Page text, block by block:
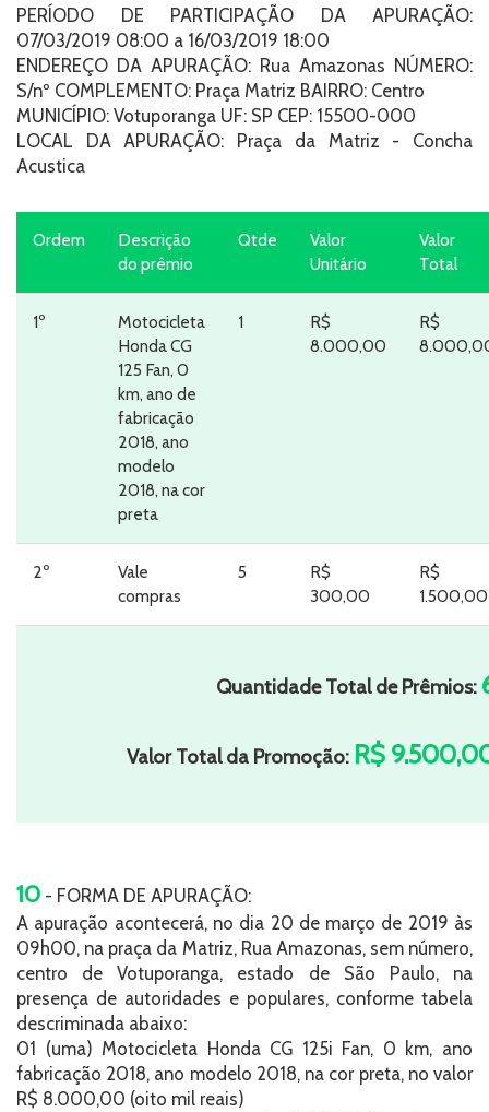
PERÍODO DE PARTICIPAÇÃO DA APURAÇÃO:
07/03/2019 08:00 a 16/03/2019 18:00
ENDEREÇO DA APURAÇÃO: Rua Amazonas NÚMERO:
S/nº COMPLEMENTO: Praça Matriz BAIRRO: Centro
MUNICÍPIO: Votuporanga UF: SP CEP: 15500-000
LOCAL DA APURAÇÃO: Praça da Matriz - Concha
Acustica
Ordem
Descrição
do prêmio
Qtde
Valor
Unitário
Valor
Total
1º
Motocicleta
Honda CG
125 Fan, 0
km, ano de
fabricação
2018, ano
modelo
2018, na cor
preta
1
R$
8.000,00
R$
2º
Vale
compras
5
R$
300,00
R$
1.500,00
Quantidade Total de Prêmios:
Valor Total da Promoção: R$
10 - FORMA DE APURAÇÃO:
A apuração acontecerá, no dia 20 de março de 2019 às
09h00, na praça da Matriz, Rua Amazonas, sem número,
centro de Votuporanga, estado de São Paulo, na
presença de autoridades e populares, conforme tabela
descriminada abaixo:
01 (uma) Motocicleta Honda CG 125i Fan, 0 km, ano
fabricação 2018, ano modelo 2018, na cor preta, no valor
R$ 8.000,00 (oito mil reais)